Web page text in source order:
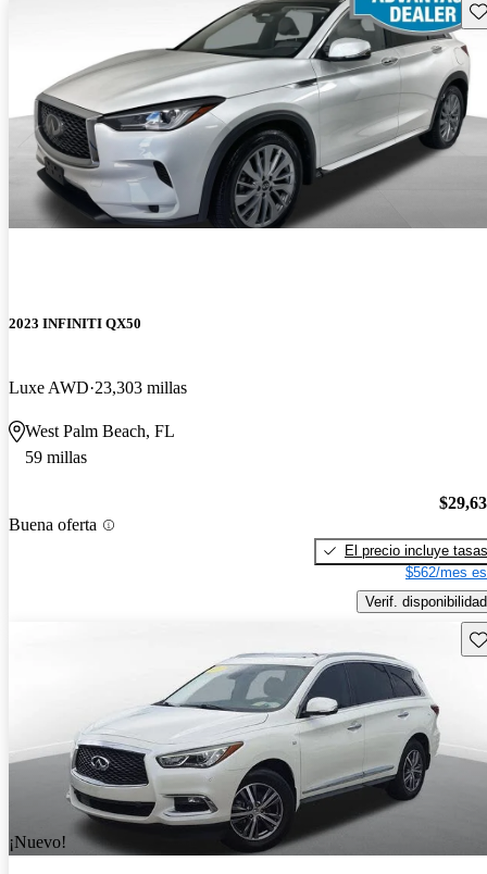
2023 INFINITI QX50
Luxe AWD 23,303 millas
West Palm Beach, FL
59 millas
Buena oferta
El precio incluye tasas
$562/mes
Verif. disponibilidad
¡Nuevo!